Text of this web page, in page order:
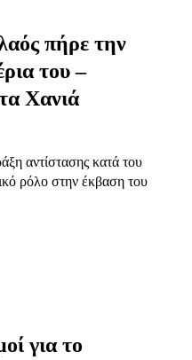
μια δωρεά
πήρε την
του –
Χανιά
αντίστασης κατά του
ρόλο στην έκβαση του
για το